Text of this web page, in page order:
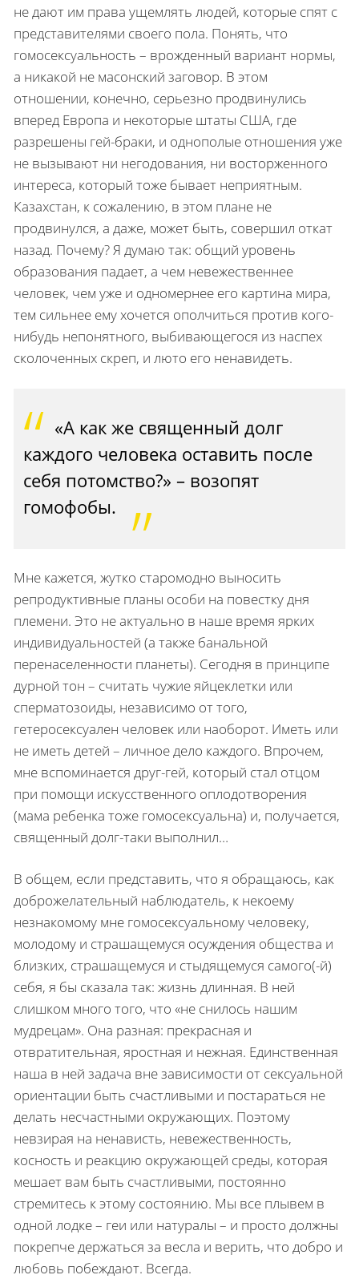
не дают им права ущемлять людей, которые спят с
представителями своего пола. Понять, что
гомосексуальность – врожденный вариант нормы,
а никакой не масонский заговор. В этом
отношении, конечно, серьезно продвинулись
вперед Европа и некоторые штаты США, где
разрешены гей-браки, и однополые отношения уже
не вызывают ни негодования, ни восторженного
интереса, который тоже бывает неприятным.
Казахстан, к сожалению, в этом плане не
продвинулся, а даже, может быть, совершил откат
назад. Почему? Я думаю так: общий уровень
образования падает, а чем невежественнее
человек, чем уже и одномернее его картина мира,
тем сильнее ему хочется ополчиться против кого-
нибудь непонятного, выбивающегося из наспех
сколоченных скреп, и люто его ненавидеть.
«А как же священный долг
каждого человека оставить после
себя потомство?» – возопят
гомофобы.
Мне кажется, жутко старомодно выносить
репродуктивные планы особи на повестку дня
племени. Это не актуально в наше время ярких
индивидуальностей (а также банальной
перенаселенности планеты). Сегодня в принципе
дурной тон – считать чужие яйцеклетки или
сперматозоиды, независимо от того,
гетеросексуален человек или наоборот. Иметь или
не иметь детей – личное дело каждого. Впрочем,
мне вспоминается друг-гей, который стал отцом
при помощи искусственного оплодотворения
(мама ребенка тоже гомосексуальна) и, получается,
священный долг-таки выполнил…
В общем, если представить, что я обращаюсь, как
доброжелательный наблюдатель, к некоему
незнакомому мне гомосексуальному человеку,
молодому и страшащемуся осуждения общества и
близких, страшащемуся и стыдящемуся самого(-й)
себя, я бы сказала так: жизнь длинная. В ней
слишком много того, что «не снилось нашим
мудрецам». Она разная: прекрасная и
отвратительная, яростная и нежная. Единственная
наша в ней задача вне зависимости от сексуальной
ориентации быть счастливыми и постараться не
делать несчастными окружающих. Поэтому
невзирая на ненависть, невежественность,
косность и реакцию окружающей среды, которая
мешает вам быть счастливыми, постоянно
стремитесь к этому состоянию. Мы все плывем в
одной лодке – геи или натуралы – и просто должны
покрепче держаться за весла и верить, что добро и
любовь побеждают. Всегда.